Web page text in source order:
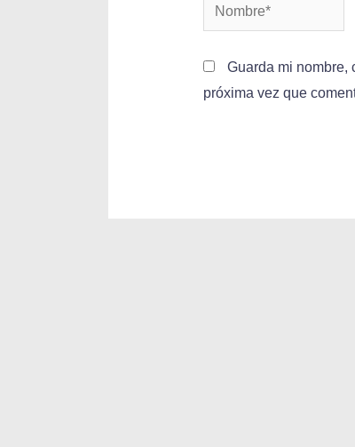
Guarda mi nombre,
próxima vez que